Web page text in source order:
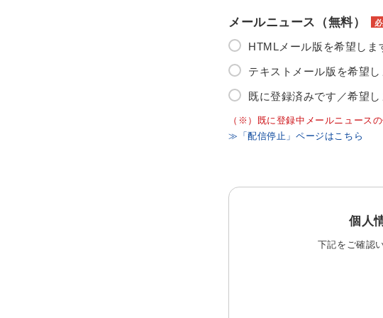
メールニュース（無料）
HTMLメール版を希望しま
テキストメール版を希望し
既に登録済みです／希望
（※）既に登録中メールニュース
≫「配信停止」ページはこちら
個人
下記をご確認